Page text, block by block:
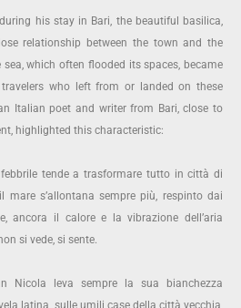
his stay in Bari, the beautiful basilica,
relationship between the town and the
which often flooded its spaces, became
travelers who left from or landed on these
Italian poet and writer from Bari, close to
highlighted this characteristic:
tende a trasformare tutto in città di
mare s’allontana sempre più, respinto dai
ancora il calore e la vibrazione dell’aria
si vede, si sente.
Nicola leva sempre la sua bianchezza
latina, sulle umili case della città vecchia,